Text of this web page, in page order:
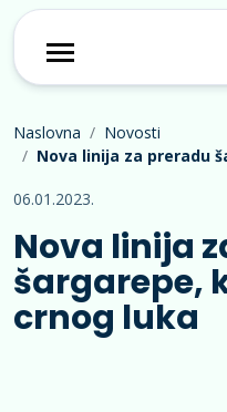
Naslovna
Novosti
Nova linija za preradu
06.01.2023.
Nova linija
šargarepe,
crnog luka